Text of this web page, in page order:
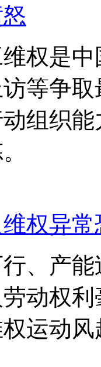
权是
等争
组织
权异
、产
动权
运动